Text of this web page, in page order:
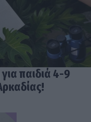
παιδιά 4-9